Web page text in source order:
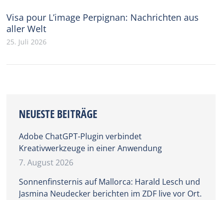
Visa pour L’image Perpignan: Nachrichten aus
aller Welt
25. Juli 2026
NEUESTE BEITRÄGE
Adobe ChatGPT-Plugin verbindet
Kreativwerkzeuge in einer Anwendung
7. August 2026
Sonnenfinsternis auf Mallorca: Harald Lesch und
Jasmina Neudecker berichten im ZDF live vor Ort.